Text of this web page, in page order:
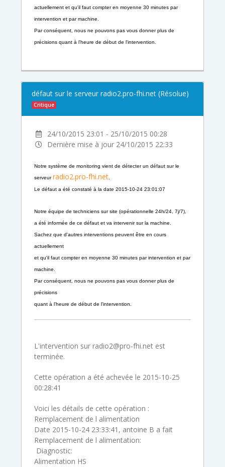
actuellement et qu'il faut compter en moyenne 30 minutes par
intervention et parmachine.
Par conséquent, nous ne pouvons pas vous donner plus de
précisions quant à l'heure de début de l'intervention.
défaut sur le serveur radio2.pro-fhi.net (Résolue)
Critique
24/10/2015 23:01 - 25/10/2015 00:28
Dernière mise à jour 24/10/2015 22:33
Notre système de monitoring vient de détecter un défaut sur le
serveurradio2.pro-fhi.net.
Le défaut a été constaté à la date 2015-10-24 23:01:07
Notre équipe de techniciens sur site (opérationnelle 24h/24, 7j/7),
a été informée de ce défaut et va intervenir sur la machine.
Sachez que d'autres interventions peuvent être en cours
actuellement
et qu'il faut compter en moyenne 30 minutes par intervention et par
machine.
Par conséquent, nous ne pouvons pas vous donner plus de
précisions
quant à l'heure de début de l'intervention.
L'intervention sur radio2@pro-fhi.net est
terminée.
Cette opération a été achevée le 2015-10-25
00:28:41
Voici les détails de cette opération :
Remplacement de l alimentation
Date 2015-10-24 23:33:41, antoine B a fait
Remplacement de l alimentation:
Diagnostic:
Alimentation HS